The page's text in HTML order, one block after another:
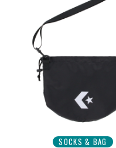
SOCKS & BAG